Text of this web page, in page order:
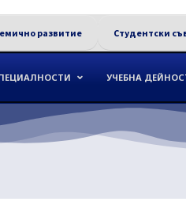
развитие Студентски
УЧЕБНА